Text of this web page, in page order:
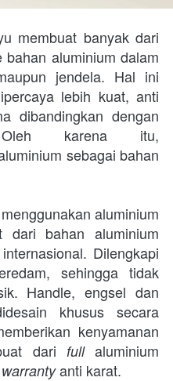
membuat banyak dari
aluminium dalam
jendela. Hal ini
lebih kuat, anti
dibandingkan dengan
karena itu,
sebagai bahan
aluminium
dari bahan aluminium
Dilengkapi
sehingga tidak
Handle, engsel dan
khusus secara
kenyamanan
dari full aluminium
anti karat.